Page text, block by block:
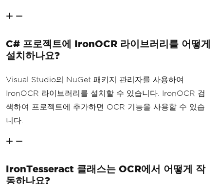
C# 프로젝트에 IronOCR 라이브러리를 어떻게
설치하나요?
Visual Studio의 NuGet 패키지 관리자를 사용하여
IronOCR 라이브러리를 설치할 수 있습니다. IronOCR 검
색하여 프로젝트에 추가하면 OCR 기능을 사용할 수 있습
니다.
IronTesseract 클래스는 OCR에서 어떻게 작
동하나요?